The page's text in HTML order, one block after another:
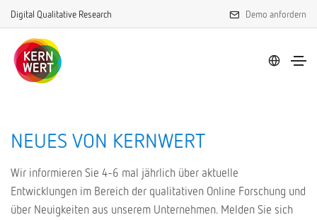
Digital Qualitative Research Demo anfordern
NEUES VON KERNWERT
Wir informieren Sie 4-6 mal jährlich über aktuelle
Entwicklungen im Bereich der qualitativen Online Forschung und
über Neuigkeiten aus unserem Unternehmen. Melden Sie sich